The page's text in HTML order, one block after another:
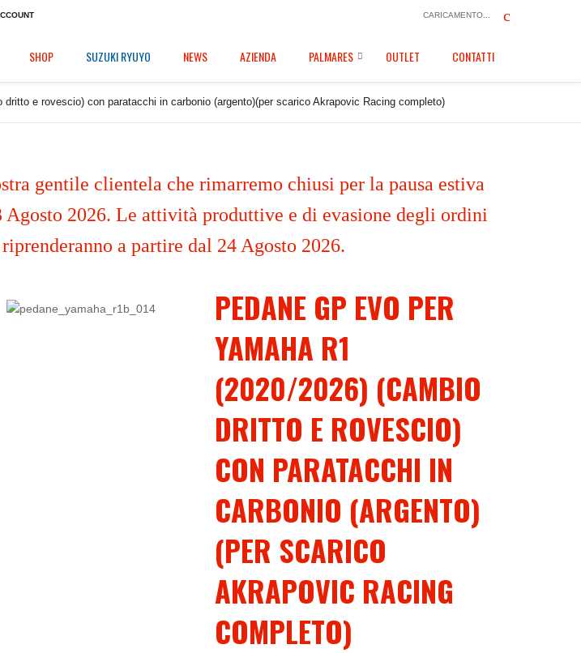
CARICAMENTO...
SHOP SUZUKI RYUYO NEWS AZIENDA PALMARES OUTLET CONTATTI
e rovescio) con paratacchi in carbonio (argento)(per scarico Akrapovic Racing completo)
gentile clientela che rimarremo chiusi per la pausa estiva
Agosto 2026. Le attività produttive e di evasione degli ordini
riprenderanno a partire dal 24 Agosto 2026.
PEDANE GP EVO PER
YAMAHA R1
(2020/2026) (CAMBIO
DRITTO E ROVESCIO)
CON PARATACCHI IN
CARBONIO (ARGENTO)
(PER SCARICO
AKRAPOVIC RACING
COMPLETO)